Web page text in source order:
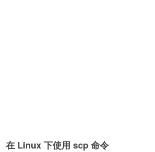
在 Linux 下使用 scp 命令